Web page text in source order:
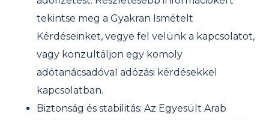
tekintse meg a Gyakran Ismételt
Kérdéseinket, vegye fel velünk a kapcsolatot,
vagy konzultáljon egy komoly
adótanácsadóval adózási kérdésekkel
kapcsolatban.
Biztonság és stabilitás: Az Egyesült Arab